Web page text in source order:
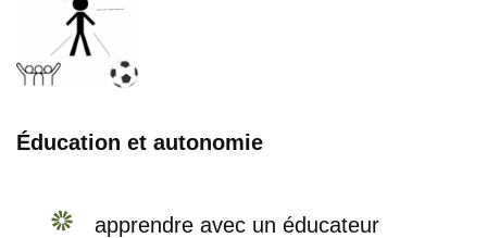
Éducation et autonomie
apprendre avec un éducateur